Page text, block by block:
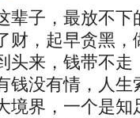
辈子，最放不
财，起早贪黑
头来，钱带不
钱没有情，人
境界，一个是